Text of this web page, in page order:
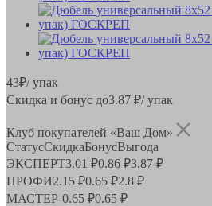
43₽/ упак
Скидка и бонус до3.87 ₽/ упак
Клуб покупателей «Ваш Дом»
СтатусСкидкаБонусВыгода
ЭКСПЕРТ3.01 ₽0.86 ₽3.87 ₽
ПРОФИ2.15 ₽0.65 ₽2.8 ₽
МАСТЕР-0.65 ₽0.65 ₽